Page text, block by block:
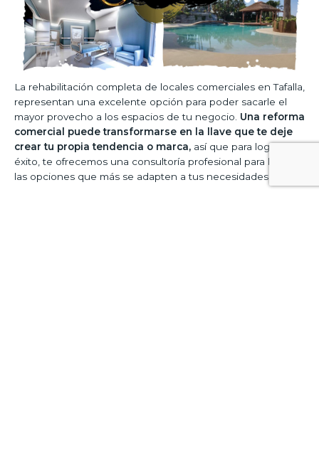
La rehabilitación completa de locales comerciales en Tafalla,
representan una excelente opción para poder sacarle el
mayor provecho a los espacios de tu negocio. Una reforma
comercial puede transformarse en la llave que te deje
crear tu propia tendencia o marca, así que para lograr el
éxito, te ofrecemos una consultoría profesional para buscar
las opciones que más se adapten a tus necesidades.